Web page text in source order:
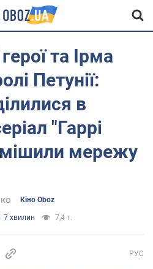
та Ірма
Петунії:
в
"Гаррі
мережу
Кіно Oboz
7 хвилин 7,4 т.
РУС